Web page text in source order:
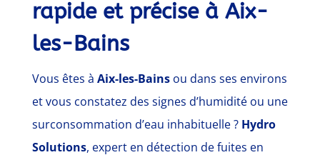
rapide et précise à Aix-
les-Bains
Vous êtes à Aix-les-Bainsou dans ses environs
et vous constatez des signes d’humidité ou une
surconsommation d’eau inhabituelle ? Hydro
Solutions, expert en détection de fuites en